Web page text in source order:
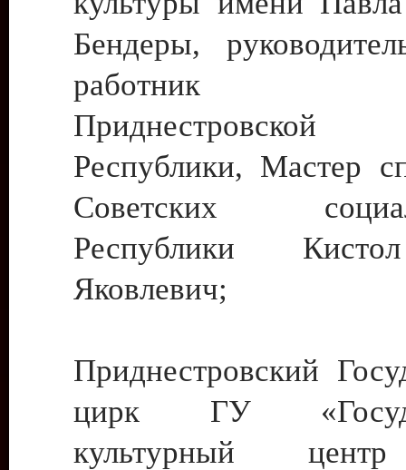
Бендеры,
работник
Приднестровской
Республики, Мастер
Советских
Республики
Яковлевич;
Приднестровский
цирк ГУ
культурный